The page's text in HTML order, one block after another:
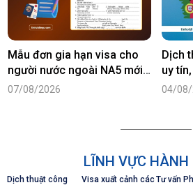
Mẫu đơn gia hạn visa cho
người nước ngoài NA5 mới
nhất năm 2026
07/08/2026
Dịch
uy
04/08/
LĨNH VỰC HÀNH
Dịch thuật công
Visa xuất cảnh các Tư vấn